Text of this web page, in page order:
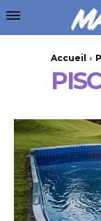
Accueil